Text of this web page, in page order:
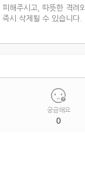
궁금해요
0